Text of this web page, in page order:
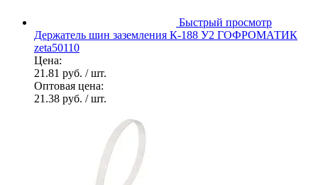
Быстрый просмотр
Держатель шин заземления К-188 У2 ГОФРОМАТИК
zeta50110
Цена:
21.81 руб. / шт.
Оптовая цена:
21.38 руб. / шт.